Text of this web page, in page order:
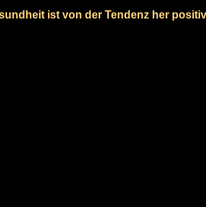
ist von der Tendenz her positiv